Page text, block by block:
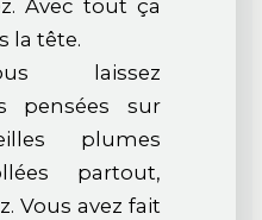
Avec tout ça
la tête.
laissez
pensées sur
plumes
partout,
Vous avez fait